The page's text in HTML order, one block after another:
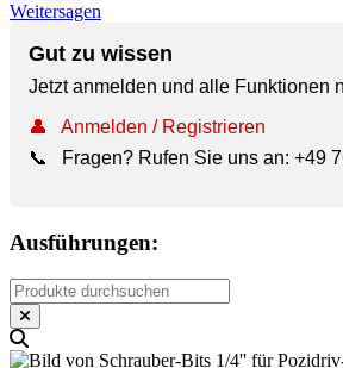
Weitersagen
Gut zu wissen
Jetzt anmelden und alle Funktionen
👤
Anmelden / Registrieren
📞
Fragen? Rufen Sie uns an: +49
Ausführungen: